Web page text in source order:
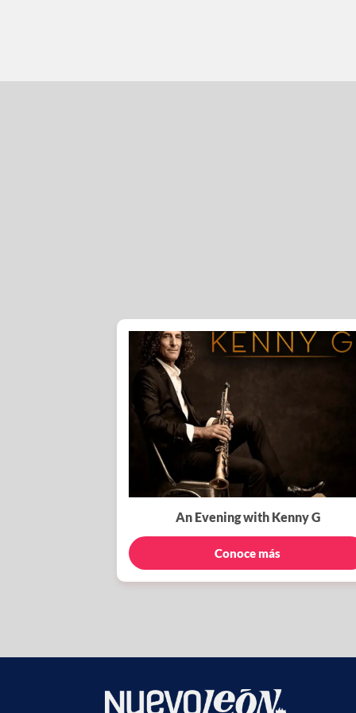
An Evening with Kenny G
Conoce más